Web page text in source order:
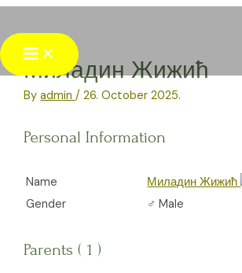
to
content
Main
Menu
Миладин Жижић
Byadmin/26. October 2025.
Personal Information
Name
Миладин Жижић
Gender
♂️ Male
Parents ( 1 )